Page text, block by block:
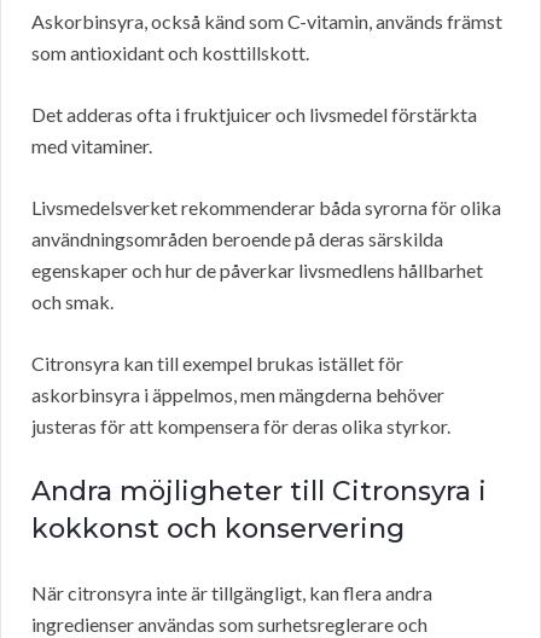
Askorbinsyra, också känd som C-vitamin, används främst
som antioxidant och kosttillskott.
Det adderas ofta i fruktjuicer och livsmedel förstärkta
med vitaminer.
Livsmedelsverket rekommenderar båda syrorna för olika
användningsområden beroende på deras särskilda
egenskaper och hur de påverkar livsmedlens hållbarhet
och smak.
Citronsyra kan till exempel brukas istället för
askorbinsyra i äppelmos, men mängderna behöver
justeras för att kompensera för deras olika styrkor.
Andra möjligheter till Citronsyra i
kokkonst och konservering
När citronsyra inte är tillgängligt, kan flera andra
ingredienser användas som surhetsreglerare och